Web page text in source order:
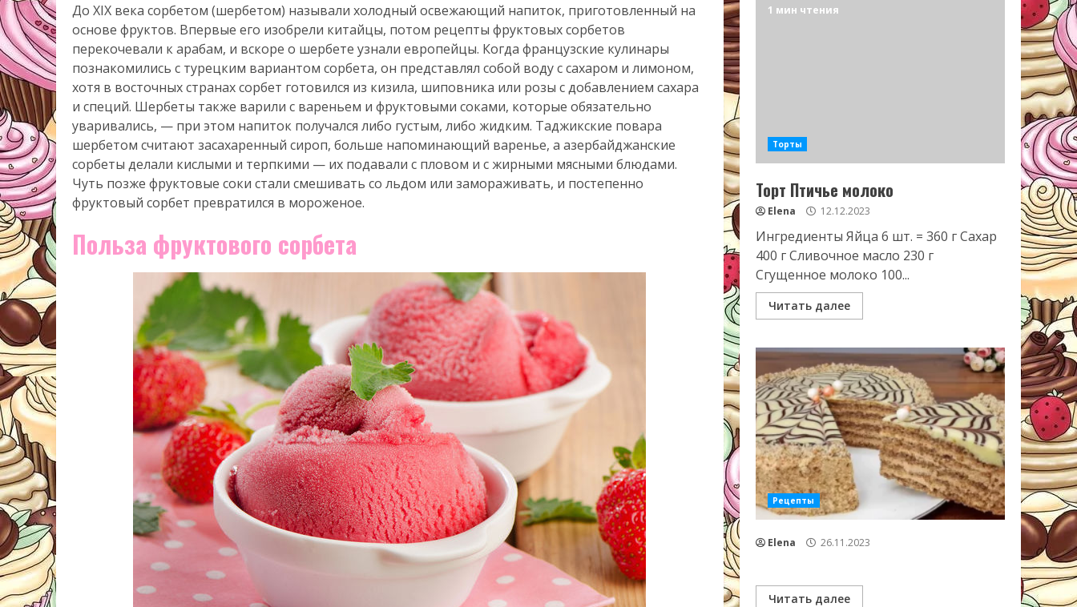
До XIX века сорбетом (шербетом) называли холодный освежающий напиток, приготовленный на
основе фруктов. Впервые его изобрели китайцы, потом рецепты фруктовых сорбетов
перекочевали к арабам, и вскоре о шербете узнали европейцы. Когда французские кулинары
познакомились с турецким вариантом сорбета, он представлял собой воду с сахаром и лимоном,
хотя в восточных странах сорбет готовился из кизила, шиповника или розы с добавлением сахара
и специй. Шербеты также варили с вареньем и фруктовыми соками, которые обязательно
уваривались, — при этом напиток получался либо густым, либо жидким. Таджикские повара
шербетом считают засахаренный сироп, больше напоминающий варенье, а азербайджанские
сорбеты делали кислыми и терпкими — их подавали с пловом и с жирными мясными блюдами.
Чуть позже фруктовые соки стали смешивать со льдом или замораживать, и постепенно
фруктовый сорбет превратился в мороженое.
Польза фруктового сорбета
1 мин чтения
Торты
Торт Птичье молоко
Elena 12.12.2023
Ингредиенты Яйца 6 шт. = 360 г Сахар
400 г Сливочное масло 230 г
Сгущенное молоко 100...
Читать далее
Рецепты
Elena 26.11.2023
Читать далее